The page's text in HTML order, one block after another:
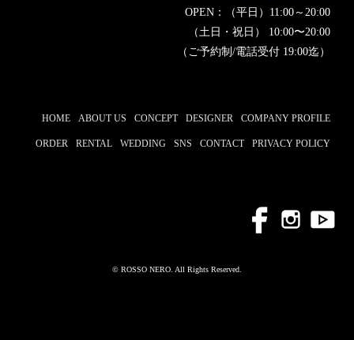
OPEN：（平日）11:00～20:00
（土日・祝日） 10:00〜20:00
（ご予約制/電話受付 19:00迄）
HOME ABOUT US CONCEPT DESIGNER COMPANY PROFILE
ORDER RENTAL WEDDING SNS CONTACT PRIVACY POLICY
© ROSSO NERO. All Rights Reserved.